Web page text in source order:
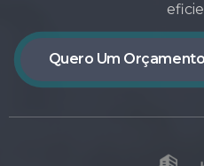
Quero Um Orçamento